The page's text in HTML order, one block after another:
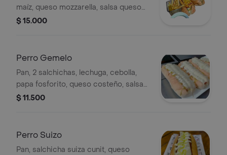
maíz, queso mozzarella, salsa queso
cheddar, lechuga, papa fosforito,
$ 15.000
Perro Gemelo
Pan, 2 salchichas, lechuga, cebolla,
papa fosforito, queso costeño, salsa
tártara y salsa de piña.
$ 11.500
Perro Suizo
Pan, salchicha suiza cunit, queso